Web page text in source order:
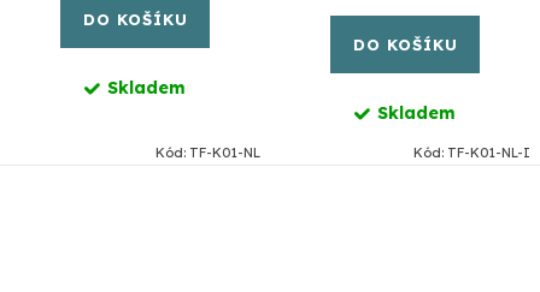
DO KOŠÍKU
Skladem
Kód: TF-K01-NL
cena:
DO KOŠÍKU
Skladem
Kód: TF-K01-NL-I